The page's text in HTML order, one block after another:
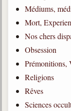
Allan Kardec
1804-1869
Léon Denis
1846-1927
Gabriel
1857-1926
Chico Xavier
Médiums,
Mort,
Nos chers
Obsession
Prémonitions,
Religions
Rêves
Sciences